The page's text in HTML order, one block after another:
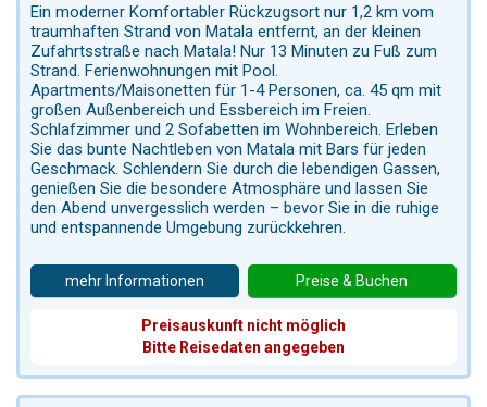
Ein moderner Komfortabler Rückzugsort nur 1,2 km vom
traumhaften Strand von Matala entfernt, an der kleinen
Zufahrtsstraße nach Matala! Nur 13 Minuten zu Fuß zum
Strand. Ferienwohnungen mit Pool.
Apartments/Maisonetten für 1-4 Personen, ca. 45 qm mit
großen Außenbereich und Essbereich im Freien.
Schlafzimmer und 2 Sofabetten im Wohnbereich. Erleben
Sie das bunte Nachtleben von Matala mit Bars für jeden
Geschmack. Schlendern Sie durch die lebendigen Gassen,
genießen Sie die besondere Atmosphäre und lassen Sie
den Abend unvergesslich werden – bevor Sie in die ruhige
und entspannende Umgebung zurückkehren.
mehr Informationen
Preisauskunft nicht möglich
Bitte Reisedaten angegeben
Preise & Buchen